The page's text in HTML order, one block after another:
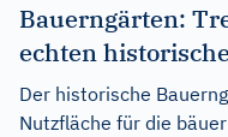
Bauerngärten:
echten
Der historische
Nutzfläche für die